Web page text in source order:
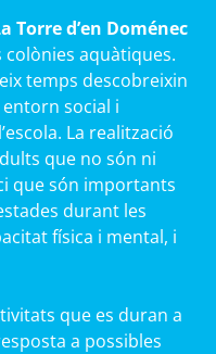
Torre d’en Doménec
colònies aquàtiques.
temps descobreixin
social i
La realització
que no són ni
que són importants
durant les
física i mental, i
que es duran a
a possibles